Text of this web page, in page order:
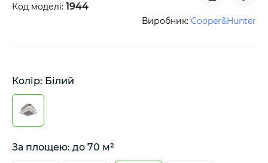
Код моделі: 1944
Виробник: Cooper&Hunter
Колір: Білий
За площею: до 70 м²